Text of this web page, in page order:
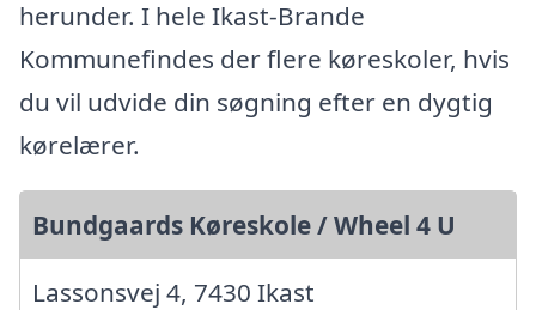
herunder. I hele Ikast-Brande
Kommunefindes der flere køreskoler, hvis
du vil udvide din søgning efter en dygtig
kørelærer.
Bundgaards Køreskole / Wheel 4 U
Lassonsvej 4, 7430 Ikast